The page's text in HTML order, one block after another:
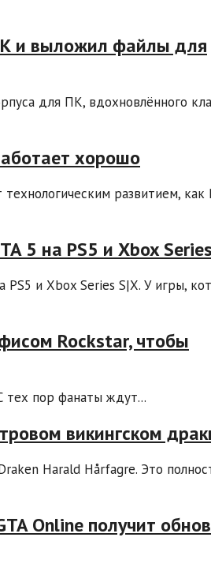
и выложил файлы для
для ПК, вдохновлённого
хорошо
развитием, как
5 на PS5 и Xbox
и Xbox Series S|X. У игры,
Rockstar, чтобы
тех пор фанаты ждут...
викингском
Harald Hårfagre. Это
Online получит